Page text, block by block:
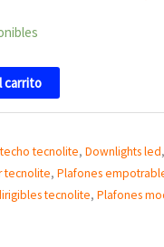
carrito
tecnolite, Downlights led,
tecnolite, Plafones
tecnolite, Plafones